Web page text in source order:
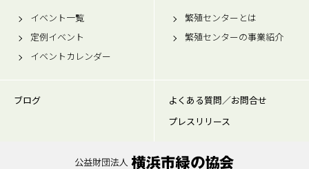
イベント一覧
定例イベント
イベントカレンダー
繁殖センターとは
繁殖センターの事業紹介
ブログ
よくある質問／お問合せ
プレスリリース